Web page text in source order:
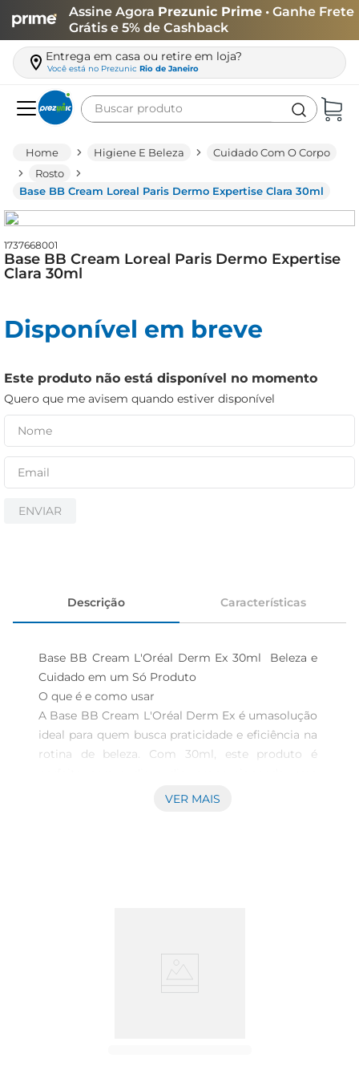
Assine Agora Prezunic Prime • Ganhe Frete
Grátis e 5% de Cashback
Entrega em casa ou retire em loja?
Você está no Prezunic Rio de Janeiro
Buscar produto
Higiene E Beleza
Cuidado Com O Corpo
Rosto
Base BB Cream Loreal Paris Dermo Expertise Clara 30ml
1737668001
Base BB Cream Loreal Paris Dermo Expertise
Clara 30ml
Disponível em breve
Este produto não está disponível no momento
Quero que me avisem quando estiver disponível
ENVIAR
Descrição Características
Base BB Cream L'Oréal Derm Ex 30ml  Beleza e
Cuidado em um Só Produto
O que é e como usar
A Base BB Cream L'Oréal Derm Ex é umasolução
ideal para quem busca praticidade e eficiência na
rotina de beleza. Com 30ml, este produto é
cobertura leve e natural. Sua fórmula é projetada
também cuida da pele. Enriquecido com
VER MAIS
leite
queijo
azeite
arroz
papel higiênico
cerveja